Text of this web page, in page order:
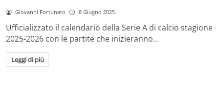
Giovanni Fortunato 8 Giugno 2025
Ufficializzato il calendario della Serie A di calcio stagione
2025-2026 con le partite che inizieranno…
Leggi di più